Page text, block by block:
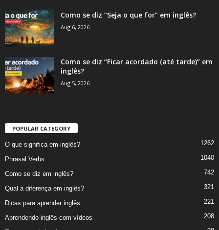
Como se diz “Seja o que for” em inglês?
Aug 6, 2026
Como se diz “Ficar acordado (até tarde)” em
inglês?
Aug 5, 2026
POPULAR CATEGORY
O que significa em inglês? 1262
Phrasal Verbs 1040
Como se diz em inglês? 742
Qual a diferença em inglês? 321
Dicas para aprender inglês 221
Aprendendo inglês com vídeos 208